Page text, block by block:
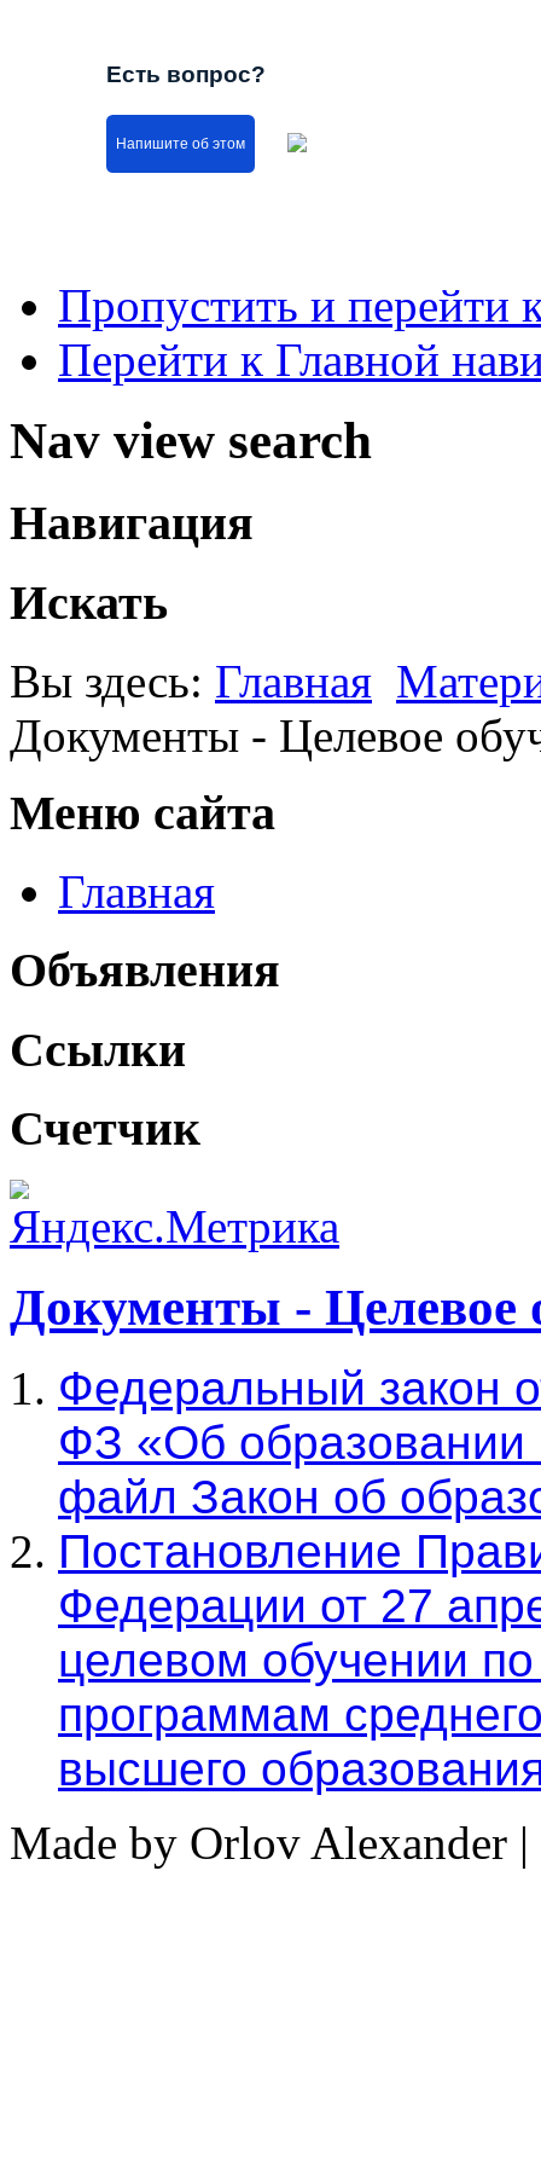
Есть вопрос?
Напишите об этом
Пропустить и перейти
Перейти к Главной
Nav view search
Навигация
Искать
Вы здесь: Главная
Документы - Целевое
Меню сайта
Главная
Объявления
Ссылки
Счетчик
Документы - Целевое
Федеральный закон
ФЗ «Об образовании
файл Закон об
Постановление
Федерации от 27
целевом обучении
программам
высшего
Made by Orlov Alexander